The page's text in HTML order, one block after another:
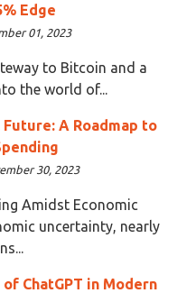
Edge
01, 2023
to Bitcoin and a
the world of...
Future: A Roadmap to
30, 2023
Amidst Economic
uncertainty, nearly
ChatGPT in Modern